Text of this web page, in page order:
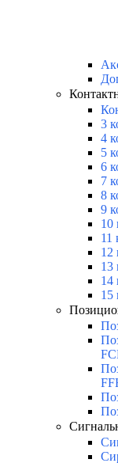
3
4
5
6
7
8
9
10
11
12
13
14
15